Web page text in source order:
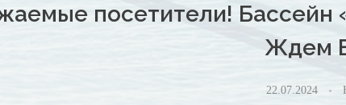
посетители! Бассейн
Ждем
22.07.2024